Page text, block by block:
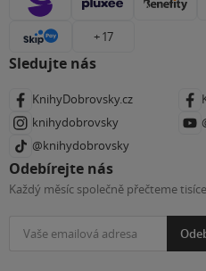
+ 17
Sledujte nás
KnihyDobrovsky.cz
knihydobrovsky
@knihydobrovsky
Odebírejte nás
Každý měsíc společně přečteme